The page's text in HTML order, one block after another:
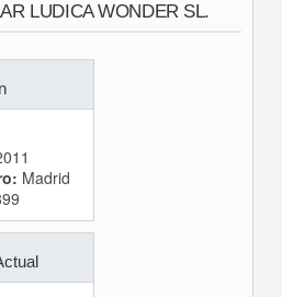
LUDICA WONDER SL.
Madrid